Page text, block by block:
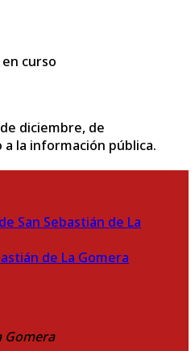
curso
diciembre, de
la información pública.
de La Gomera
Gomera